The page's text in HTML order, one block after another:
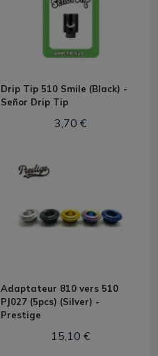
Drip Tip 510 Smile (Black) -
Señor Drip Tip
3,70 €
Adaptateur 810 vers 510
PJ027 (5pcs) (Silver) -
Prestige
15,10 €